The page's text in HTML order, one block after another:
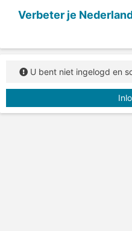
Verbeter je
U bent niet ingelogd en